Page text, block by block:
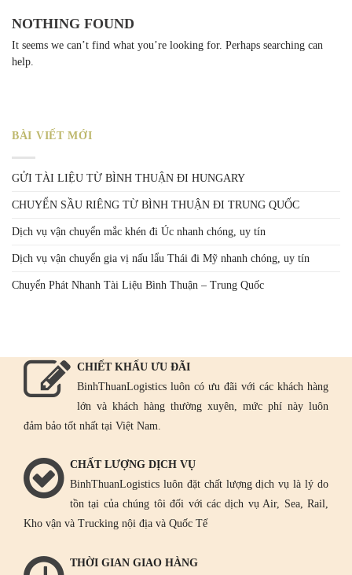
NOTHING FOUND
It seems we can’t find what you’re looking for. Perhaps searching can
help.
BÀI VIẾT MỚI
GỬI TÀI LIỆU TỪ BÌNH THUẬN ĐI HUNGARY
CHUYỂN SẦU RIÊNG TỪ BÌNH THUẬN ĐI TRUNG QUỐC
Dịch vụ vận chuyển mắc khén đi Úc nhanh chóng, uy tín
Dịch vụ vận chuyển gia vị nấu lẩu Thái đi Mỹ nhanh chóng, uy tín
Chuyển Phát Nhanh Tài Liệu Bình Thuận – Trung Quốc
CHIẾT KHẤU ƯU ĐÃI
BinhThuanLogistics luôn có ưu đãi với các khách hàng
lớn và khách hàng thường xuyên, mức phí này luôn
đảm bảo tốt nhất tại Việt Nam.
CHẤT LƯỢNG DỊCH VỤ
BinhThuanLogistics luôn đặt chất lượng dịch vụ là lý do
tồn tại của chúng tôi đối với các dịch vụ Air, Sea, Rail,
Kho vận và Trucking nội địa và Quốc Tế
THỜI GIAN GIAO HÀNG